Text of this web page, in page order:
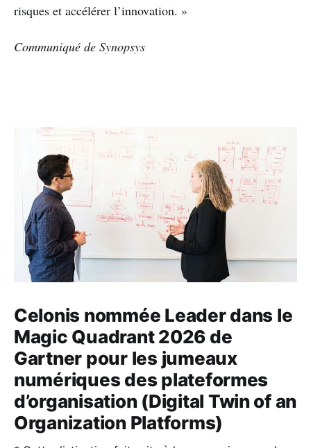
risques et accélérer l’innovation. »
Communiqué de Synopsys
Celonis nommée Leader dans le
Magic Quadrant 2026 de
Gartner pour les jumeaux
numériques des plateformes
d’organisation (Digital Twin of an
Organization Platforms)